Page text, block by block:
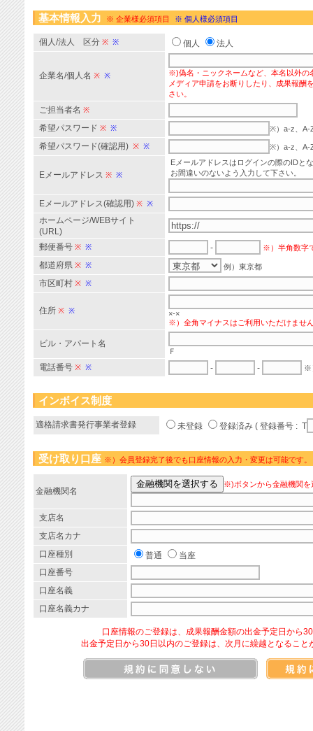
基本情報入力 ※ 企業様必須項目 ※ 個人様必須項目
個人/法人 区分 ※ ※ 個人 法人
企業名/個人名 ※ ※
※)偽名・ニックネームなど、本名以外の
メディア申請をお断りしたり、成果報酬
さい。
ご担当者名 ※
希望パスワード ※ ※ ※）a-z、A-
希望パスワード(確認用) ※ ※ ※）a-z、A-
Eメールアドレス ※ ※
Eメールアドレスはログインの際のIDと
お間違いのないよう入力して下さい。
Eメールアドレス(確認用) ※ ※
ホームページ/WEBサイト
(URL)
郵便番号 ※ ※ - ※）半角数字
都道府県 ※ ※ 例）東京都
市区町村 ※ ※
住所 ※ ※
×-×
※）全角マイナスはご利用いただけませ
ビル・アパート名
Ｆ
電話番号 ※ ※ - - ※
インボイス制度
適格請求書発行事業者登録 未登録 登録済み ( 登録番号 : T
受け取り口座 ※）会員登録完了後でも口座情報の入力・変更は可能です。
金融機関名
※)ボタンから金融機関を
支店名
支店名カナ
口座種別
普通
当座
口座番号
口座名義
口座名義カナ
口座情報のご登録は、成果報酬金額の出金予定日から
出金予定日から30日以内のご登録は、次月に繰越となるこ